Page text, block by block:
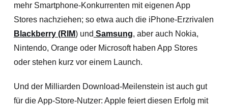
mehr Smartphone-Konkurrenten mit eigenen App
Stores nachziehen; so etwa auch die iPhone-Erzrivalen
Blackberry (RIM) und Samsung, aber auch Nokia,
Nintendo, Orange oder Microsoft haben App Stores
oder stehen kurz vor einem Launch.
Und der Milliarden Download-Meilenstein ist auch gut
für die App-Store-Nutzer: Apple feiert diesen Erfolg mit